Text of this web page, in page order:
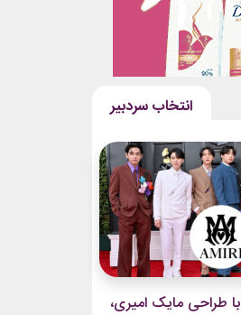
استایل‌های BTS با طراحی مایک امیری،